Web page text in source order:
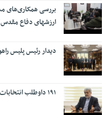
بررسی همکاری‌های
ارزشهای دفاع
دیدار رئیس پلیس
۱۹۱ داوطلب انتخابات شوراهای شهر در رشت ثبت‌نام کردند